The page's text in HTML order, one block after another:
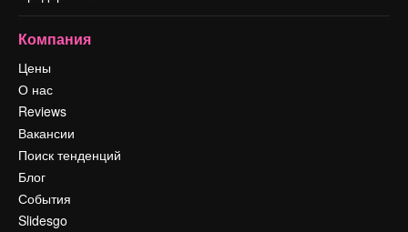
Компания
Цены
О нас
Reviews
Вакансии
Поиск тенденций
Блог
События
Slidesgo